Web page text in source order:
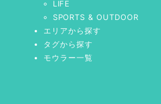
LIFE
SPORTS & OUTDOOR
エリアから探す
タグから探す
モウラー一覧